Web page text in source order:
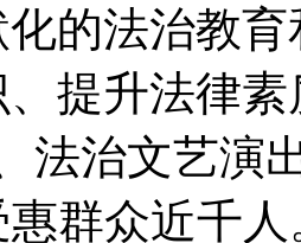
的法治教
提升法律
法治文艺演
惠群众近千人